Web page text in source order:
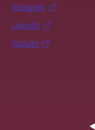
Instagram
LinkedIn
Youtube